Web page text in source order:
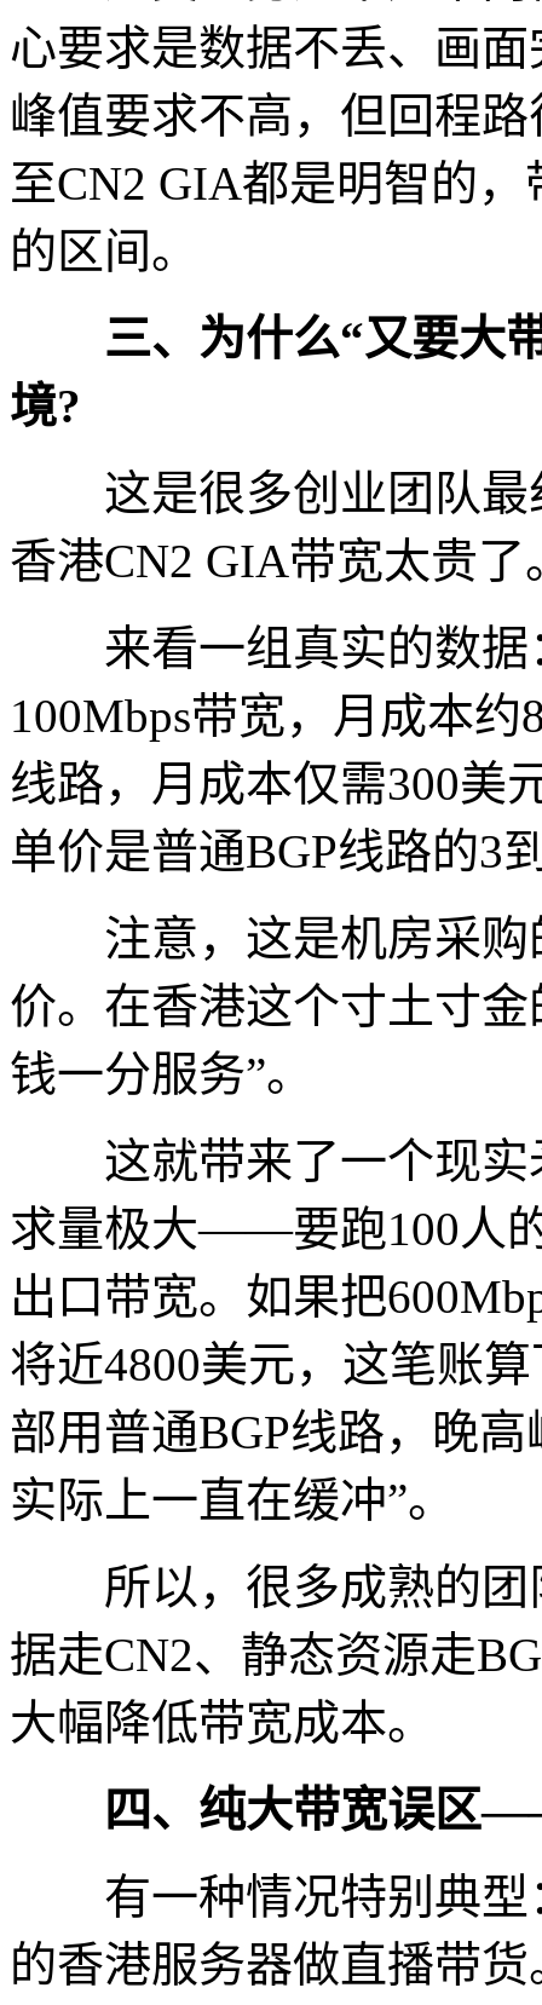
心要求是数据不丢、画
峰值要求不高，但回程
至CN2 GIA都是明智的
的区间。
三、为什么“又要大带
境?
这是很多创业团队最
香港CN2 GIA带宽太贵了
来看一组真实的数据
100Mbps带宽，月成本
线路，月成本仅需300美
单价是普通BGP线路的3
注意，这是机房采购
价。在香港这个寸土寸
钱一分服务”。
这就带来了一个现实
求量极大——要跑100人
出口带宽。如果把
将近4800美元，这笔账
部用普通BGP线路，晚
实际上一直在缓冲”。
所以，很多成熟的团
据走CN2、静态资源走
大幅降低带宽成本。
四、纯大带宽误区——
有一种情况特别典型
的香港服务器做直播带